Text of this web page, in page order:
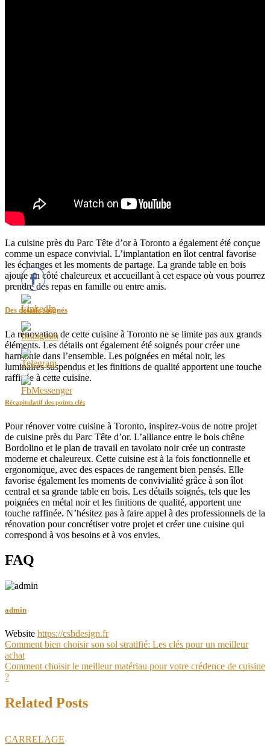
La cuisine près du Parc Tête d’or à Toronto a également été conçue
comme un espace convivial. L’implantation en îlot central favorise
les échanges et les moments de partage. La grande table en bois
ajoute un côté chaleureux et accueillant à cet espace où vous pourrez
prendre des repas en famille ou entre amis.
Des détails soignés
La rénovation de cette cuisine à Toronto ne se limite pas aux grands
éléments. Les détails ont également été soignés pour créer une
harmonie dans l’ensemble. Les poignées en métal noir, les
luminaires suspendus et les finitions de qualité apportent une touche
raffinée à cette cuisine.
Récapitulatif des points clés
Pour rénover votre cuisine à Toronto, inspirez-vous de notre projet
de cuisine près du Parc Tête d’or. L’alliance entre le bois chêne
Bordolino et le plan de travail en tavolato noir crée un contraste
moderne et chaleureux. Cette cuisine est à la fois fonctionnelle et
ergonomique, avec des espaces de rangement bien pensés. Elle
favorise également les moments de convivialité grâce à son îlot
central et sa grande table en bois. Les détails soignés, tels que les
poignées en métal noir et les finitions de qualité, apportent une
touche raffinée. N’hésitez pas à faire appel à des professionnels de la
rénovation pour concrétiser votre projet et créer une cuisine qui
correspond à vos besoins et à vos envies.
FAQ
admin
Website https://csbdesign.fr
Post
navigation
Comment bien choisir son sol stratifié: Les clés pour un meilleur
achat
Comment choisir le meilleur matériau pour votre crédence de cuisine
?
Related Posts
CARRELAGE